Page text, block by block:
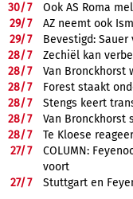
30/7
Ook AS Roma
29/7
AZ neemt ook
29/7
Bevestigd:
28/7
Zechiël kan
28/7
Van Bronckhorst
28/7
Forest staakt
28/7
Stengs keert
28/7
Van Bronckhorst
28/7
Te Kloese
27/7
COLUMN:
voort
27/7 Stuttgart en